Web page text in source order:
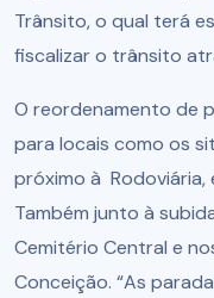
Trânsito, o qual terá
fiscalizar o trânsito
O reordenamento de
para locais como os
próximo à Rodoviária,
Também junto à
Cemitério Central e
Conceição. “As